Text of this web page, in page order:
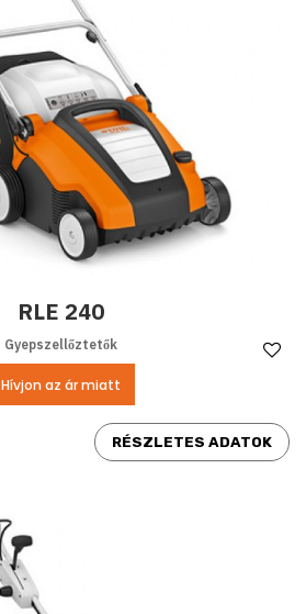
RLE 240
Gyepszellőztetők
Hívjon az ár miatt
RÉSZLETES ADATOK